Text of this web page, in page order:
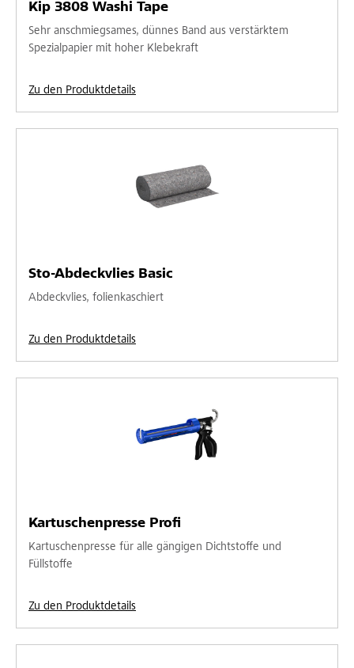
Kip 3808 Washi Tape
Sehr anschmiegsames, dünnes Band aus verstärktem
Spezialpapier mit hoher Klebekraft
Zu den Produktdetails
Sto-Abdeckvlies Basic
Abdeckvlies, folienkaschiert
Zu den Produktdetails
Kartuschenpresse Profi
Kartuschenpresse für alle gängigen Dichtstoffe und
Füllstoffe
Zu den Produktdetails